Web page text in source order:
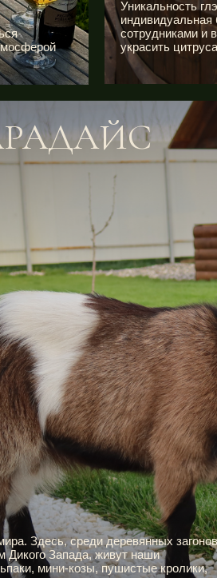
Здесь, среди деревянных
Запада, живут наши
мини-козы, пушистые кролики,
Уникальность
индивидуальная
сотрудниками и
украсить